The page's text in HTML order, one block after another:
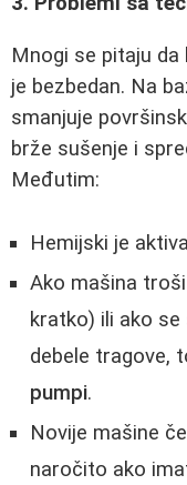
Mnogi se pitaju da
je bezbedan. Na
smanjuje
brže sušenje i
Međutim:
Hemijski je
Ako mašina
kratko) ili ako
debele tragove,
pumpi.
Novije mašine
naročito ako